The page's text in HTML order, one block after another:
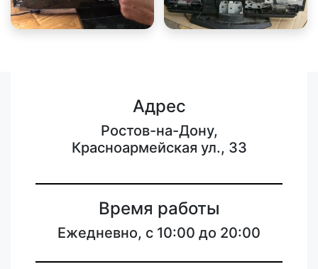
Адрес
Ростов-на-Дону,
Красноармейская ул., 33
Время работы
Ежедневно, с 10:00 до 20:00